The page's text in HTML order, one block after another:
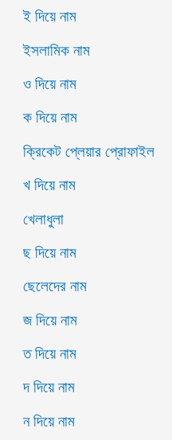
ই দিয়ে নাম
ইসলামিক নাম
ও দিয়ে নাম
ক দিয়ে নাম
ক্রিকেট প্লেয়ার প্রোফাইল
খ দিয়ে নাম
খেলাধুলা
ছ দিয়ে নাম
ছেলেদের নাম
জ দিয়ে নাম
ত দিয়ে নাম
দ দিয়ে নাম
ন দিয়ে নাম